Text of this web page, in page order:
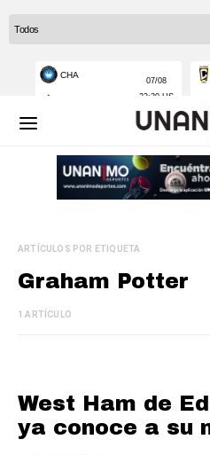
ARTÍCULOS POR ETIQUETA
Graham Potter
1 ARTÍCULO
West Ham de
ya conoce a su